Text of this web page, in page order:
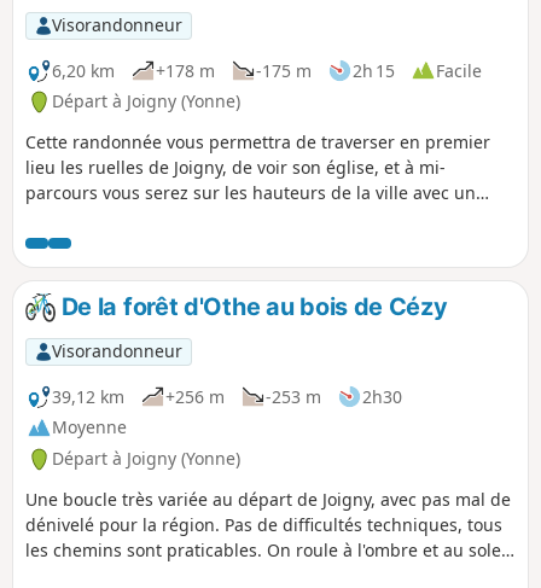
Visorandonneur
6,20 km
+178 m -175 m 2h 15
Facile
Départ à Joigny (Yonne)
Cette randonnée vous permettra de traverser en premier
lieu les ruelles de Joigny, de voir son église, et à mi-
parcours vous serez sur les hauteurs de la ville avec un
De la forêt d'Othe au bois de Cézy
Visorandonneur
39,12 km
+256 m -253 m
2h30
Moyenne
Départ à Joigny (Yonne)
Une boucle très variée au départ de Joigny, avec pas mal de
dénivelé pour la région. Pas de difficultés techniques, tous
les chemins sont praticables. On roule à l'ombre et au soleil.